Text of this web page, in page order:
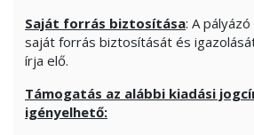
Saját forrás biztosítása: A
saját forrás biztosítását és
írja elő.
Támogatás az alábbi kiadási
igényelhető: